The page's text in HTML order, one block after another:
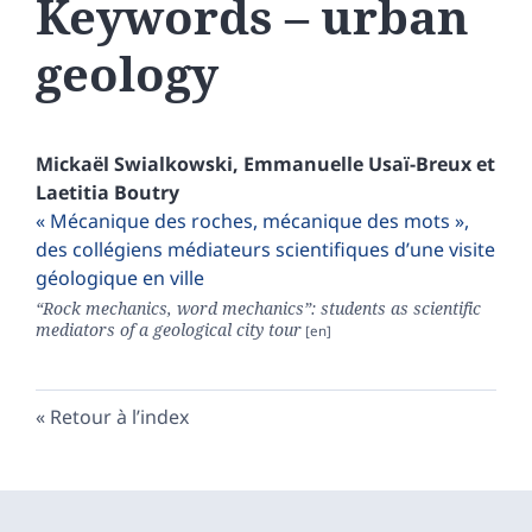
Keywords – urban
geology
Mickaël Swialkowski, Emmanuelle Usaï-Breuxet
Laetitia Boutry
« Mécanique des roches, mécanique des mots »,
des collégiens médiateurs scientifiques d’une visite
géologique en ville
“Rock mechanics, word mechanics”: students as scientific
mediators of a geological city tour
Retour à l’index